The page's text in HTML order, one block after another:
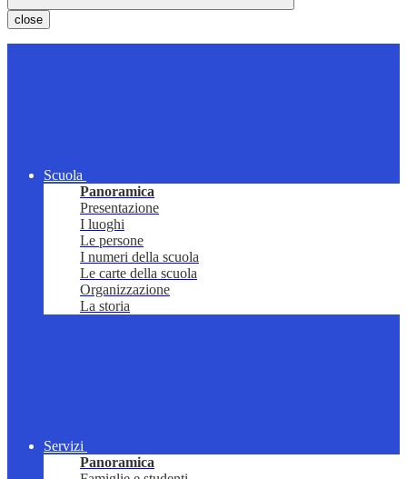
close
Scuola
Panoramica
Presentazione
I luoghi
Le persone
I numeri della scuola
Le carte della scuola
Organizzazione
La storia
Servizi
Panoramica